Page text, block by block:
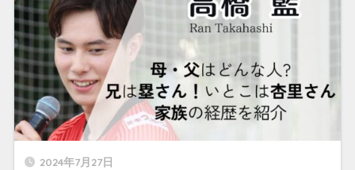
2024年7月27日